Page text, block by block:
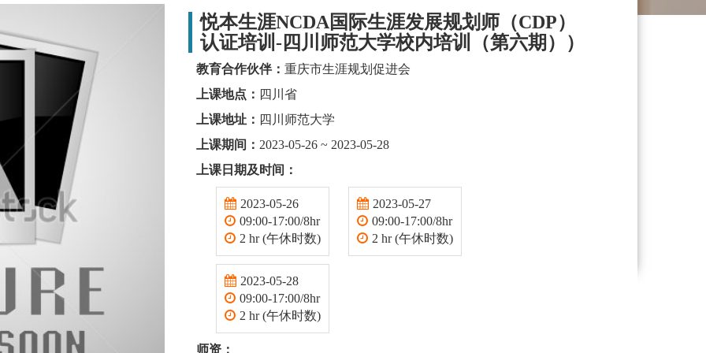
悦本生涯NCDA国际生涯发展规划师（CDP）
认证培训-四川师范大学校内培训（第六期））
教育合作伙伴： 重庆市生涯规划促进会
上课地点： 四川省
上课地址： 四川师范大学
上课期间： 2023-05-26 ~ 2023-05-28
上课日期及时间：
2023-05-26
09:00-17:00/8hr
2 hr (午休时数)
2023-05-27
09:00-17:00/8hr
2 hr (午休时数)
2023-05-28
09:00-17:00/8hr
2 hr (午休时数)
师资：